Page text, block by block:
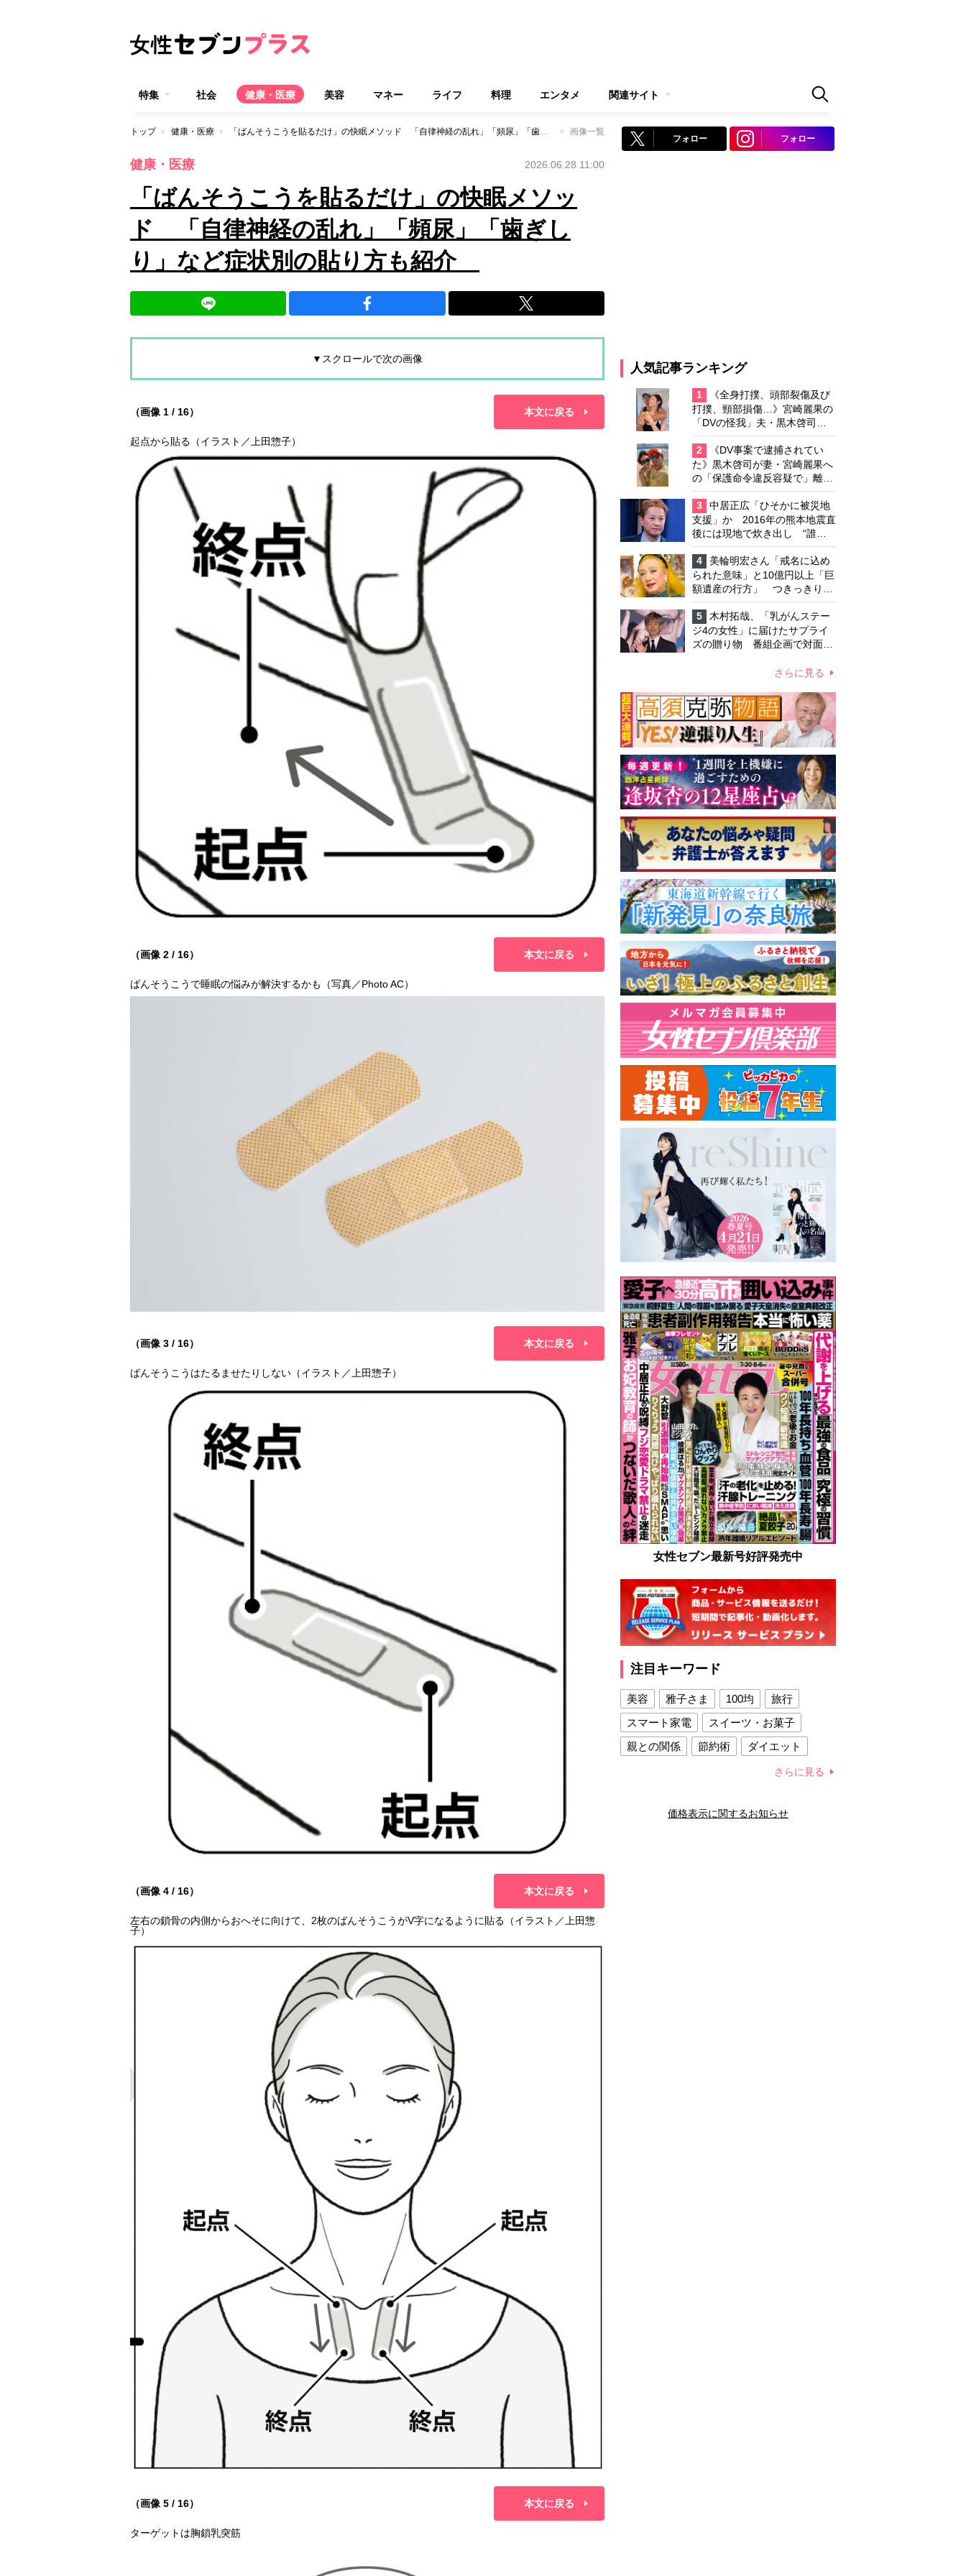
特集 社会 健康・医療 美容 マネー ライフ 料理 エンタメ 関連サイト
トップ 健康・医療 「ばんそうこうを貼るだけ」の快眠メソッド 「自律神経の乱れ」「頻尿」「歯ぎしり」など症状別の貼り方も紹介 画像一覧
健康・医療 2026.06.28 11:00
「ばんそうこうを貼るだけ」の快眠メソッ
ド 「自律神経の乱れ」「頻尿」「歯ぎし
り」など症状別の貼り方も紹介
▼スクロールで次の画像
（画像 1 / 16） 本文に戻る
起点から貼る（イラスト／上田惣子）
（画像 2 / 16） 本文に戻る
ばんそうこうで睡眠の悩みが解決するかも（写真／Photo AC）
（画像 3 / 16） 本文に戻る
ばんそうこうはたるませたりしない（イラスト／上田惣子）
（画像 4 / 16） 本文に戻る
左右の鎖骨の内側からおへそに向けて、2枚のばんそうこうがV字になるように貼る（イラスト／上田惣
子）
（画像 5 / 16） 本文に戻る
ターゲットは胸鎖乳突筋
フォロー フォロー
人気記事ランキング
1
《全身打撲、頭部裂傷及び
打撲、頸部損傷…》宮崎麗果の
「DVの怪我」夫・黒木啓司の
逮捕で始まる「夫婦の闘争」
2
《DV事案で逮捕されてい
た》黒木啓司が妻・宮崎麗果へ
の「保護命令違反容疑で」離婚
協議は「第二ステージ」へ
3
中居正広「ひそかに被災地
支援」か 2016年の熊本地震直
後には現地で炊き出し “誰に
も知られなくて良い”と、むし
ろ強まる福祉活動への思い
4
美輪明宏さん「戒名に込め
られた意味」と10億円以上「巨
額遺産の行方」 つきっきりで
私生活をサポートしていた元俳
優が相続か
5
木村拓哉、「乳がんステー
ジ4の女性」に届けたサプライ
ズの贈り物 番組企画で対面し
心遣いに「うれしくて号泣しま
さらに見る
女性セブン最新号好評発売中
注目キーワード
美容 雅子さま 100均
旅行
スマート家電
スイーツ・お菓子
親との関係
節約術
ダイエット
夫との関係
新津春子 どか食い
さらに見る
価格表示に関するお知らせ